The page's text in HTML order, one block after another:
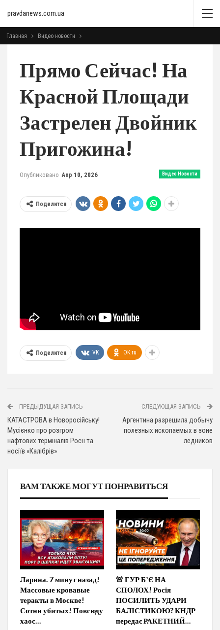
pravdanews.com.ua
Главная Видео новости
Прямо Сейчас! На
Красной Площади
Застрелен Двойник
Пригожина!
Видео Новости
Опубликовано Апр 10, 2026
Поделится
Поделится VK OK.ru
ПРЕДЫДУЩАЯ ЗАПИСЬ
КАТАСТРОВА в Новоросійську!
Мусієнко про розгром
нафтових терміналів Росії та
носіїв «Калібрів»
СЛЕДУЮЩАЯ ЗАПИСЬ
Аргентина разрешила добычу
полезных ископаемых в зоне
ледников
ВАМ ТАКЖЕ МОГУТ ПОНРАВИТЬСЯ
Ларина. 7 минут назад!
Массовые кровавые
теракты в Москве!
Сотни убитых! Повсюду
хаос…
🚨 ГУР БʼЄ НА
СПОЛОХ! Росія
ПОСИЛИТЬ УДАРИ
БАЛІСТИКОЮ? КНДР
передає РАКЕТНИЙ…